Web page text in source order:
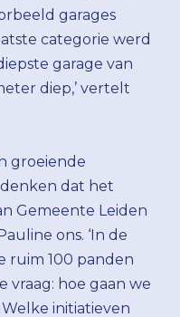
garages
categorie werd
garage van
diep,’ vertelt
groeiende
dat het
Gemeente Leiden
ons. ‘In de
ruim 100 panden
vraag: hoe gaan we
initiatieven